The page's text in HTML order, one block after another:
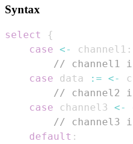
Syntax
select
{
case <- channel1 :
// channel1
case data := <-
// channel2
case channel3 <-
// channel3
default :